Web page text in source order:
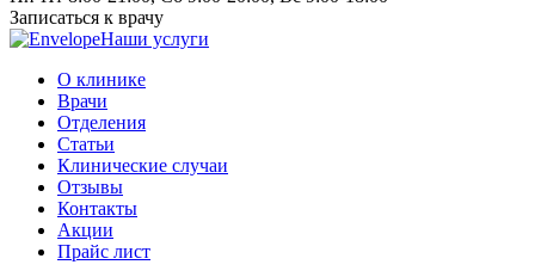
Записаться к врачу
Наши услуги
О клинике
Врачи
Отделения
Статьи
Клинические случаи
Отзывы
Контакты
Акции
Прайс лист